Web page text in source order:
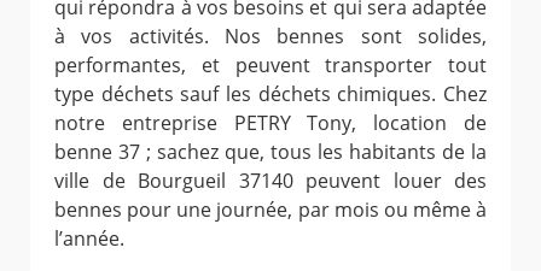
qui répondra à vos besoins et qui sera adaptée
à vos activités. Nos bennes sont solides,
performantes, et peuvent transporter tout
type déchets sauf les déchets chimiques. Chez
notre entreprise PETRY Tony, location de
benne 37 ; sachez que, tous les habitants de la
ville de Bourgueil 37140 peuvent louer des
bennes pour une journée, par mois ou même à
l’année.